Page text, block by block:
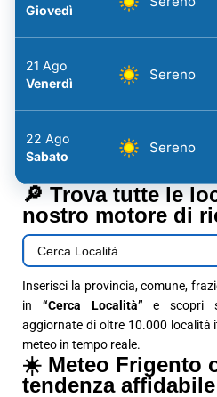
Giovedì
21 Ago
Venerdì
Sereno
22 Ago
Sabato
Sereno
🔎 Trova tutte le
nostro motore di
Inserisci la provincia, comune,
in “Cerca Località” e scopri
aggiornate di oltre 10.000 località
meteo in tempo reale.
☀️ Meteo Frigento
tendenza affidabile